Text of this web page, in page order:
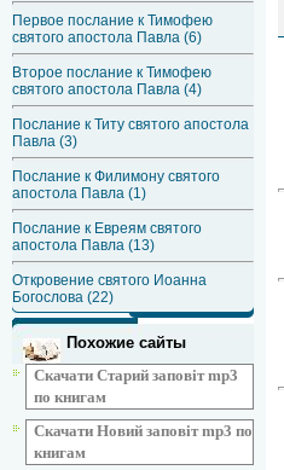
Первое послание к Тимофею
святого апостола Павла (6)
Второе послание к Тимофею
святого апостола Павла (4)
Послание к Титу святого апостола
Павла (3)
Послание к Филимону святого
апостола Павла (1)
Послание к Евреям святого
апостола Павла (13)
Откровение святого Иоанна
Богослова (22)
Похожие сайты
Скачати Старий заповіт mp3
по книгам
Скачати Новий заповіт mp3 по
книгам